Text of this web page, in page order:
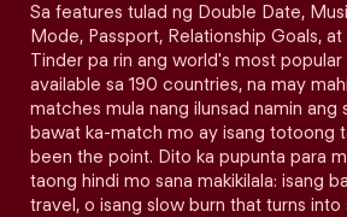
Sa features tulad ng Double Date,
Mode, Passport, Relationship Goals,
Tinder pa rin ang world's most
available sa 190 countries, na may
matches mula nang ilunsad namin ang
bawat ka-match mo ay isang totoong
been the point. Dito ka pupunta para
taong hindi mo sana makikilala: isang
travel, o isang slow burn that turns into